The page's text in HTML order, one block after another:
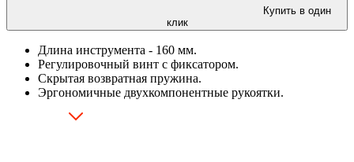
Купить в один
клик
Длина инструмента - 160 мм.
Регулировочный винт с фиксатором.
Скрытая возвратная пружина.
Эргономичные двухкомпонентные рукоятки.